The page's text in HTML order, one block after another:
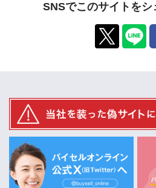
SNSでこのサイトをシ